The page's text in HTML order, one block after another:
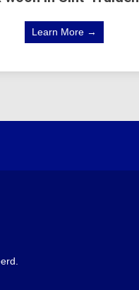
Learn More →